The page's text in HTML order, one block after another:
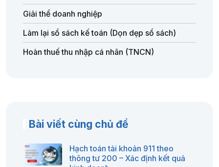
Giải thể doanh nghiệp
Làm lại sổ sách kế toán (Dọn dẹp sổ sách)
Hoàn thuế thu nhập cá nhân (TNCN)
Bài viết cùng chủ đề
Hạch toán tài khoản 911 theo
thông tư 200 – Xác định kết quả